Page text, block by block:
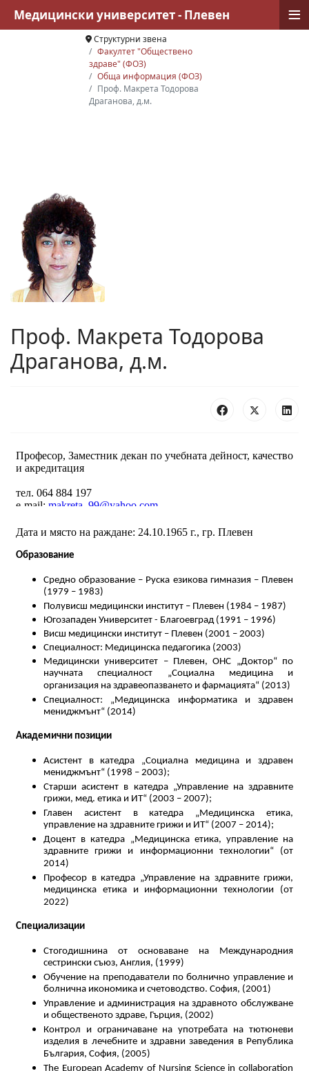
Структурни звена
Факултет "Обществено
здраве" (ФОЗ)
Обща информация (ФОЗ)
Проф. Макрета Тодорова
Драганова, д.м.
Проф. Макрета Тодорова
Драганова, д.м.
Медицински университет - Плевен ≡